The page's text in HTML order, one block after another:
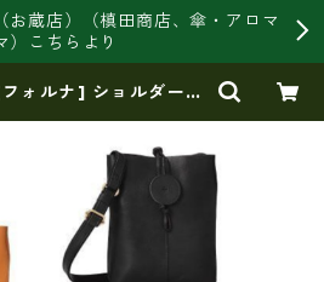
お蔵店）（槙田商店、傘・アロマ
）こちらより
フォルナ] ショルダーバ
販売【日本製・バッグ
】レナ ジャパンメイ
ショップ